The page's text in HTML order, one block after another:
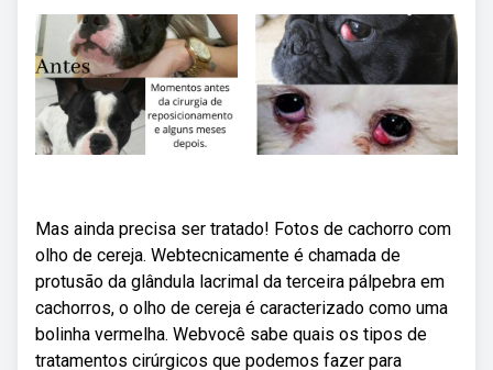
Mas ainda precisa ser tratado! Fotos de cachorro com
olho de cereja. Webtecnicamente é chamada de
protusão da glândula lacrimal da terceira pálpebra em
cachorros, o olho de cereja é caracterizado como uma
bolinha vermelha. Webvocê sabe quais os tipos de
tratamentos cirúrgicos que podemos fazer para